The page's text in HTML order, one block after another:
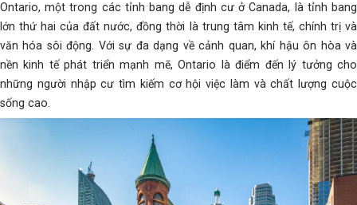
Ontario, một trong các tỉnh bang dễ định cư ở Canada, là tỉnh bang
lớn thứ hai của đất nước, đồng thời là trung tâm kinh tế, chính trị và
văn hóa sôi động. Với sự đa dạng về cảnh quan, khí hậu ôn hòa và
nền kinh tế phát triển mạnh mẽ, Ontario là điểm đến lý tưởng cho
những người nhập cư tìm kiếm cơ hội việc làm và chất lượng cuộc
sống cao.